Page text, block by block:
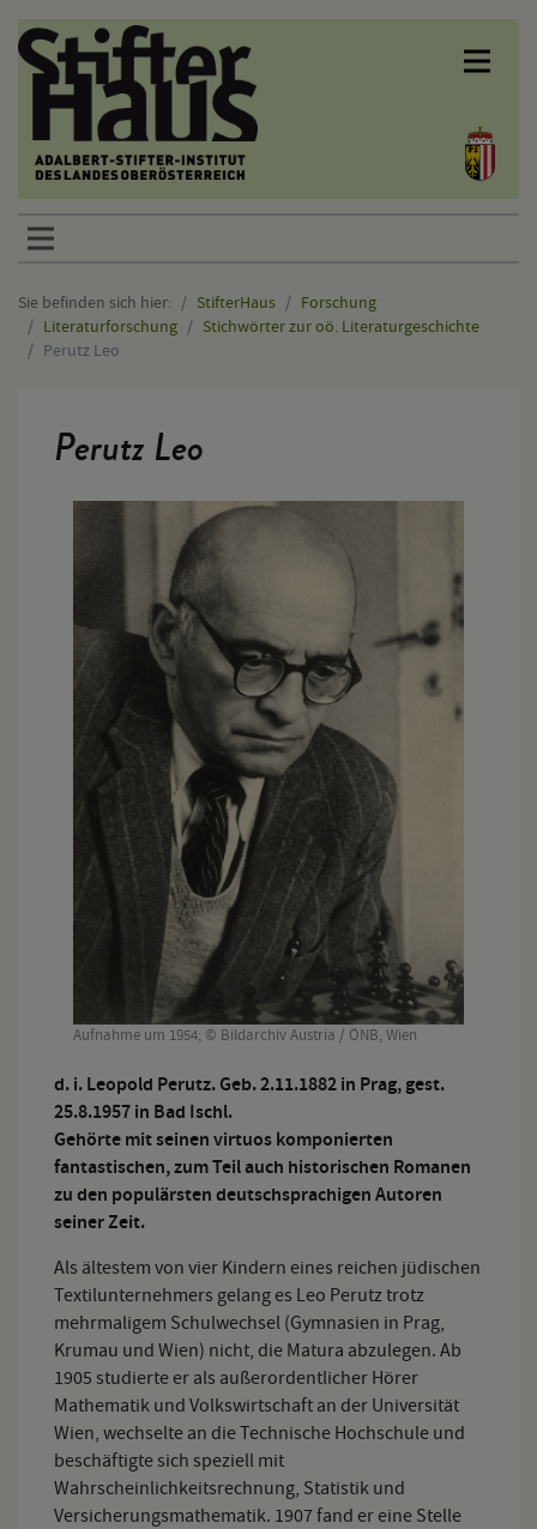
Sprunglinks
Sie befinden sich hier: StifterHaus
Forschung
Literaturforschung
Stichwörter zur oö. Literaturgeschichte
Perutz Leo
Perutz Leo
Aufnahme um 1954; © Bildarchiv Austria / ÖNB, Wien
d. i. Leopold Perutz. Geb. 2.11.1882 in Prag, gest.
25.8.1957 in Bad Ischl.
Gehörte mit seinen virtuos komponierten
fantastischen, zum Teil auch historischen Romanen
zu den populärsten deutschsprachigen Autoren
seiner Zeit.
Als ältestem von vier Kindern eines reichen jüdischen
Textilunternehmers gelang es Leo Perutz trotz
mehrmaligem Schulwechsel (Gymnasien in Prag,
Krumau und Wien) nicht, die Matura abzulegen. Ab
1905 studierte er als außerordentlicher Hörer
Mathematik und Volkswirtschaft an der Universität
Wien, wechselte an die Technische Hochschule und
beschäftigte sich speziell mit
Wahrscheinlichkeitsrechnung, Statistik und
Versicherungsmathematik. 1907 fand er eine Stelle